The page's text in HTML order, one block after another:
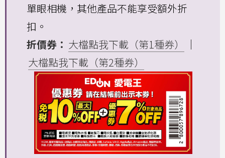
單眼相機，其他產品不能享受額外折
扣。
折價券： 大檔點我下載（第1種券）
｜
大檔點我下載（第2種券）